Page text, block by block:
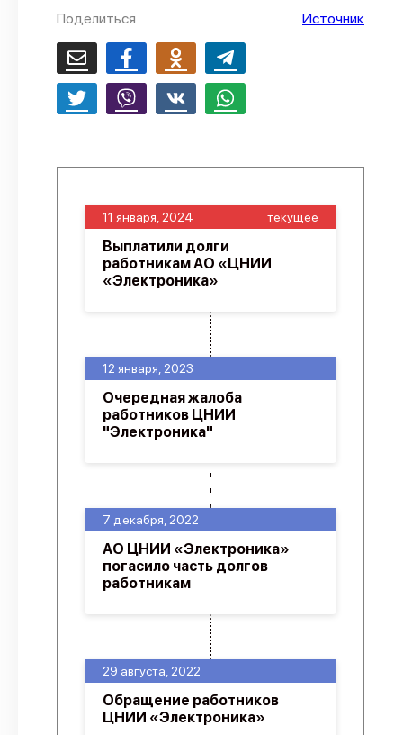
Поделиться Источник
29 августа, 2022
Обращение работников
ЦНИИ «Электроника»
7 декабря, 2022
АО ЦНИИ «Электроника»
погасило часть долгов
работникам
12 января, 2023
Очередная жалоба
работников ЦНИИ
"Электроника"
11 января, 2024 текущее
Выплатили долги
работникам АО «ЦНИИ
«Электроника»